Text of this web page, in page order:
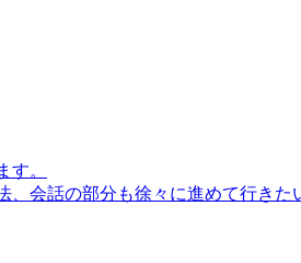
。
会話の部分も徐々に進めて行きた